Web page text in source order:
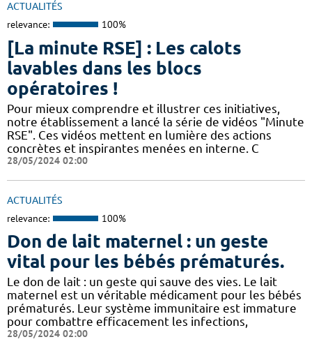
ACTUALITÉS
relevance: 100%
[La minute RSE] : Les calots
lavables dans les blocs
opératoires !
Pour mieux comprendre et illustrer ces initiatives,
notre établissement a lancé la série de vidéos "Minute
RSE". Ces vidéos mettent en lumière des actions
concrètes et inspirantes menées en interne. C
28/05/2024 02:00
ACTUALITÉS
relevance: 100%
Don de lait maternel : un geste
vital pour les bébés prématurés.
Le don de lait : un geste qui sauve des vies. Le lait
maternel est un véritable médicament pour les bébés
prématurés. Leur système immunitaire est immature
pour combattre efficacement les infections,
28/05/2024 02:00